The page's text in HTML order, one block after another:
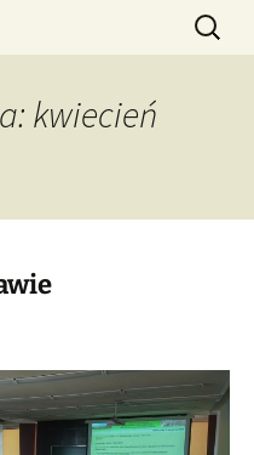
ASSEMBLY
Szukaj:
kwiecień